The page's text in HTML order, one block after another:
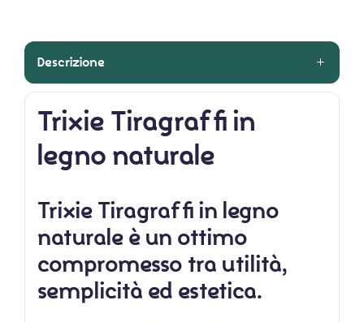
Descrizione
Trixie Tiragraffi in
legno naturale
Trixie Tiragraffi in legno
naturaleè un ottimo
compromesso tra utilità,
semplicità ed estetica.